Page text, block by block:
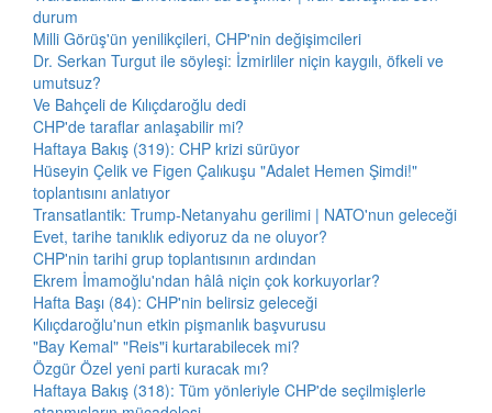
durum
Milli Görüş'ün yenilikçileri, CHP'nin değişimcileri
Dr. Serkan Turgut ile söyleşi: İzmirliler niçin kaygılı, öfkeli ve
umutsuz?
Ve Bahçeli de Kılıçdaroğlu dedi
CHP'de taraflar anlaşabilir mi?
Haftaya Bakış (319): CHP krizi sürüyor
Hüseyin Çelik ve Figen Çalıkuşu "Adalet Hemen Şimdi!"
toplantısını anlatıyor
Transatlantik: Trump-Netanyahu gerilimi | NATO'nun geleceği
Evet, tarihe tanıklık ediyoruz da ne oluyor?
CHP'nin tarihi grup toplantısının ardından
Ekrem İmamoğlu'ndan hâlâ niçin çok korkuyorlar?
Hafta Başı (84): CHP'nin belirsiz geleceği
Kılıçdaroğlu'nun etkin pişmanlık başvurusu
"Bay Kemal" "Reis"i kurtarabilecek mi?
Özgür Özel yeni parti kuracak mı?
Haftaya Bakış (318): Tüm yönleriyle CHP'de seçilmişlerle